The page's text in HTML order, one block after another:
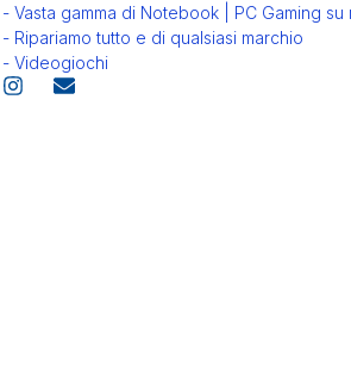
- Vasta gamma di Notebook | PC Gaming su
- Ripariamo tutto e di qualsiasi marchio
- Videogiochi